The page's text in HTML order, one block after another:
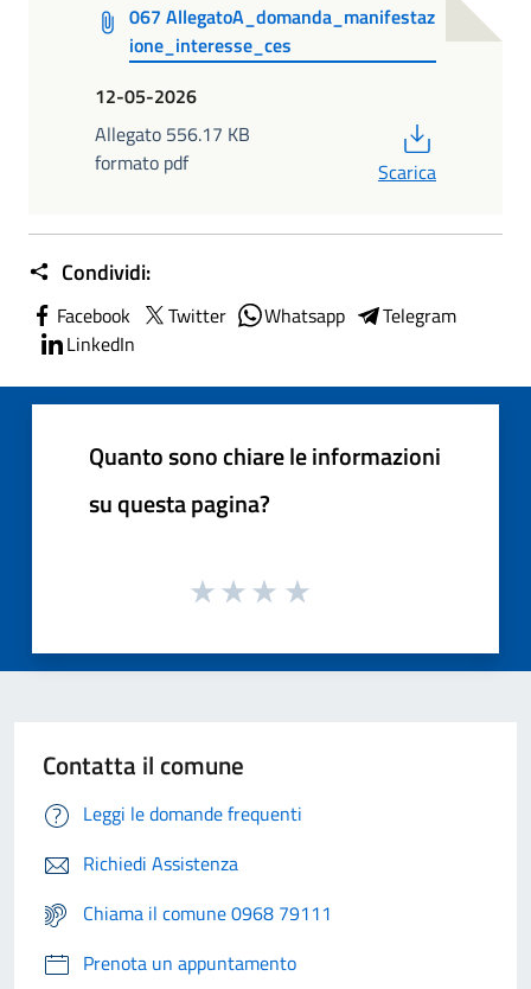
067 AllegatoA_domanda_manifestaz
ione_interesse_ces
12-05-2026
Allegato 556.17 KB
formato pdf
Scarica
Condividi:
Facebook Twitter Whatsapp
Telegram
LinkedIn
Quanto sono chiare le informazioni
su questa pagina?
Contatta il comune
Leggi le domande frequenti
Richiedi Assistenza
Chiama il comune 0968 79111
Prenota un appuntamento